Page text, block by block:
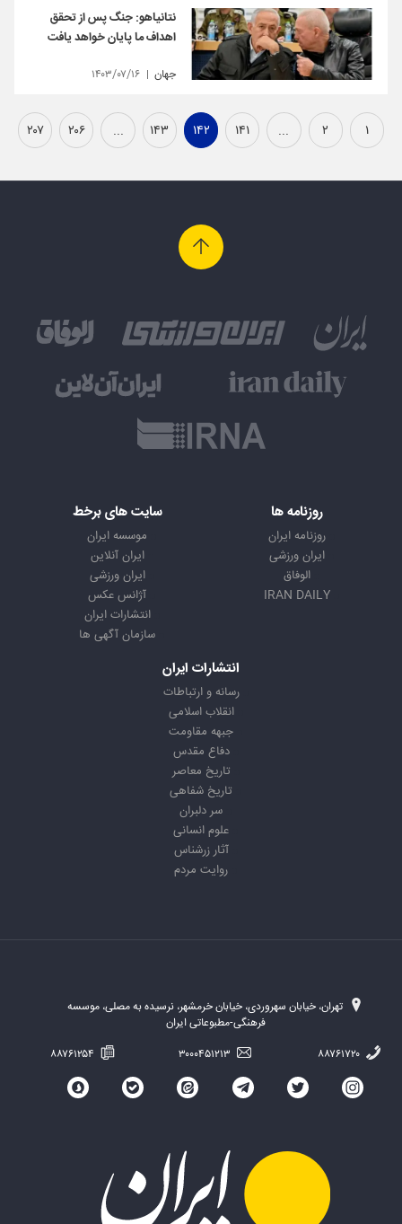
نتانیاهو: جنگ پس از تحقق
اهداف ما پایان خواهد یافت
جهان ۱۴۰۳/۰۷/۱۶
۱ ۲ ... ۱۴۱ ۱۴۲ ۱۴۳ ... ۲۰۶ ۲۰۷
روزنامه ها
روزنامه ایران
ایران ورزشی
الوفاق
IRAN DAILY
سایت های برخط
موسسه ایران
ایران آنلاین
ایران ورزشی
آژانس عکس
انتشارات ایران
سازمان آگهی ها
انتشارات ایران
رسانه و ارتباطات
انقلاب اسلامی
جبهه مقاومت
دفاع مقدس
تاریخ معاصر
تاریخ شفاهی
سر دلبران
علوم انسانی
آثار زرشناس
روایت مردم
تهران، خیابان سهروردی، خیابان خرمشهر، نرسیده به مصلی، موسسه
فرهنگی-مطبوعاتی ایران